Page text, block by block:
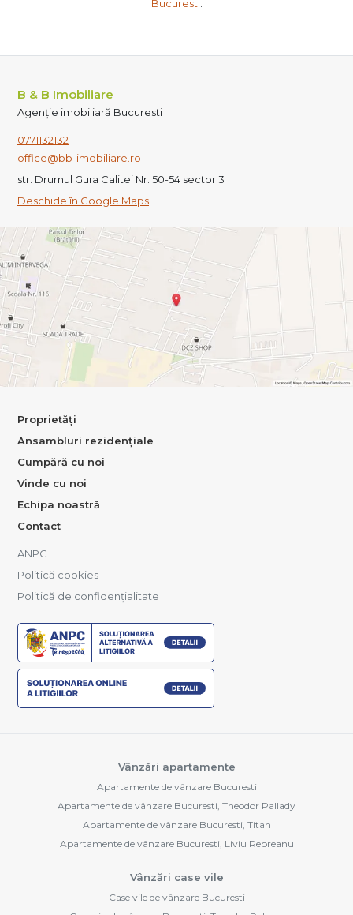
Bucuresti.
B & B Imobiliare
Agenție imobiliară Bucuresti
0771132132
office@bb-imobiliare.ro
str. Drumul Gura Calitei Nr. 50-54 sector 3
Deschide în Google Maps
Proprietăți
Ansambluri rezidențiale
Cumpără cu noi
Vinde cu noi
Echipa noastră
Contact
ANPC
Politică cookies
Politică de confidențialitate
Vânzări apartamente
Apartamente de vânzare Bucuresti
Apartamente de vânzare Bucuresti, Theodor Pallady
Apartamente de vânzare Bucuresti, Titan
Apartamente de vânzare Bucuresti, Liviu Rebreanu
Vânzări case vile
Case vile de vânzare Bucuresti